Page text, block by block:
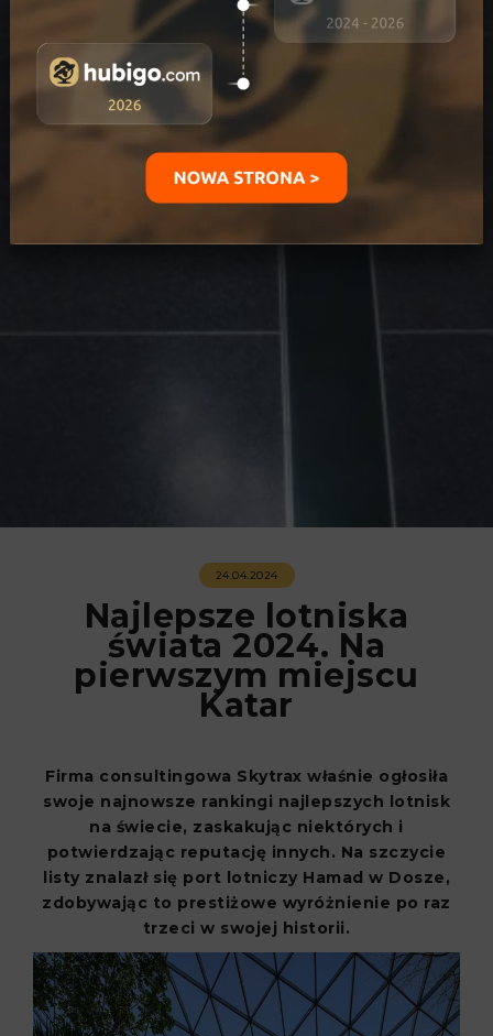
24.04.2024
Najlepsze lotniska
świata 2024. Na
pierwszym miejscu
Katar
Firma consultingowa Skytrax właśnie ogłosiła
swoje najnowsze rankingi najlepszych lotnisk
na świecie, zaskakując niektórych i
potwierdzając reputację innych. Na szczycie
listy znalazł się port lotniczy Hamad w Dosze,
zdobywając to prestiżowe wyróżnienie po raz
trzeci w swojej historii.